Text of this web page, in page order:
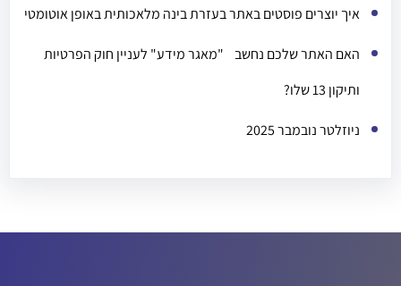
איך יוצרים פוסטים באתר בעזרת בינה מלאכותית באופן אוטומטי
האם האתר שלכם נחשב "מאגר מידע" לעניין חוק הפרטיות
ותיקון 13 שלו?
ניוזלטר נובמבר 2025